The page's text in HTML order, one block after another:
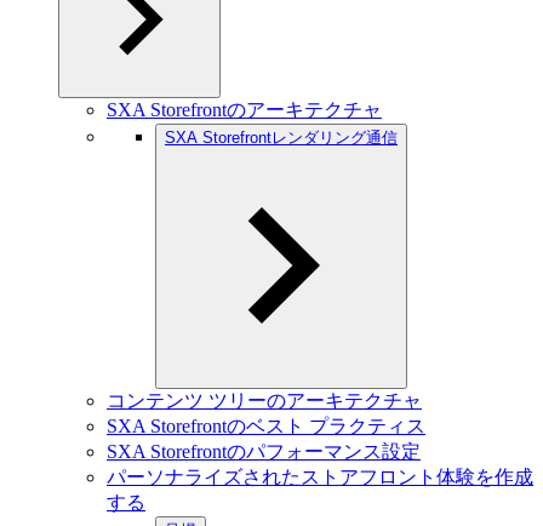
SXA Storefrontのアーキテクチャ
SXA Storefrontレンダリング通信
コンテンツ ツリーのアーキテクチャ
SXA Storefrontのベスト プラクティス
SXA Storefrontのパフォーマンス設定
パーソナライズされたストアフロント体験を作成
する